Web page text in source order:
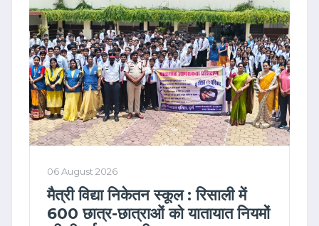
06 August 2026
मैत्री विद्या निकेतन स्कूल : रिसाली में
600 छात्र-छात्राओं को यातायात नियमों